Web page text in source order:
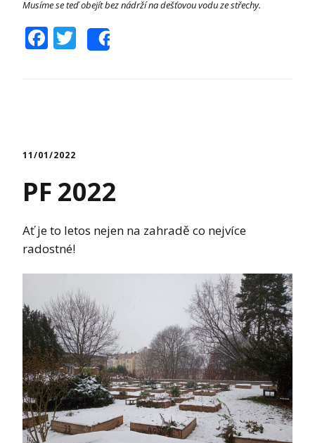
Musíme se teď obejít bez nádrží na dešťovou vodu ze střechy.
Facebook
Twitter
11/01/2022
PF 2022
Ať je to letos nejen na zahradě co nejvíce
radostné!